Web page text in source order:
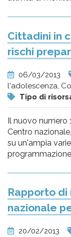
Cittadini in
rischi
06/03/2013
l'adolescenza,
Tipo di
Il nuovo numero
Centro
su un'ampia
Rapporto
nazionale
20/02/2013